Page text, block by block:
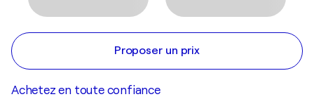
Proposer un prix
Achetez en toute confiance